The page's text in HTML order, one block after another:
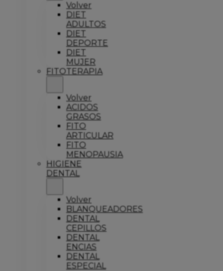
Volver
DIET
ADULTOS
DIET
DEPORTE
DIET
MUJER
FITOTERAPIA
Volver
ACIDOS
GRASOS
FITO
ARTICULAR
FITO
MENOPAUSIA
HIGIENE
DENTAL
Volver
BLANQUEADORES
DENTAL
CEPILLOS
DENTAL
ENCIAS
DENTAL
ESPECIAL